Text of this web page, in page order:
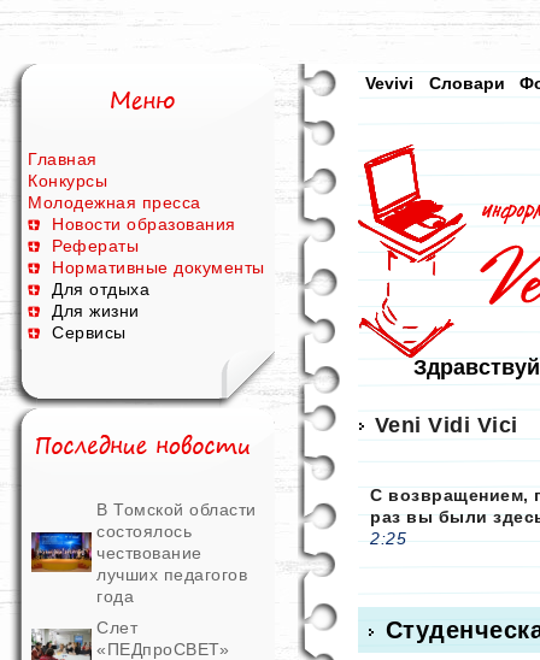
Главная
Конкурсы
Молодежная пресса
Новости образования
Рефераты
Нормативные документы
Для отдыха
Для жизни
Сервисы
В Томской области
состоялось
чествование
лучших педагогов
года
Слет
«ПЕДпроСВЕТ»
Vevivi Словари
Veni Vidi Vici
С возвращением,
раз вы были
2:25